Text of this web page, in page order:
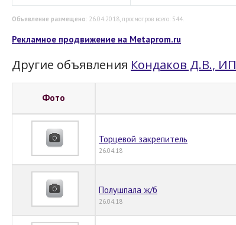
Объявление размещено: 26.04.2018, просмотров всего: 544.
Рекламное продвижение на Metaprom.ru
Другие объявления Кондаков Д.В., ИП
Фото
Торцевой закрепитель
26.04.18
Полушпала ж/б
26.04.18